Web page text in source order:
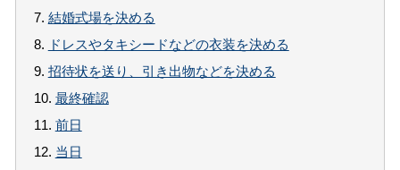
7. 結婚式場を決める
8. ドレスやタキシードなどの衣装を決める
9. 招待状を送り、引き出物などを決める
10. 最終確認
11. 前日
12. 当日